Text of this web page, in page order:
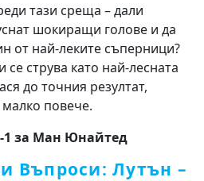
тази среща – дали
шокиращи голове и да
от най-леките съперници?
се струва като най-лесната
до точния резултат,
повече.
1 за Ман Юнайтед
Въпроси: Лутън –